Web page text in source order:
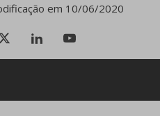
em 10/06/2020